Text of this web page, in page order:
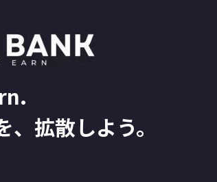
拡散しよう。